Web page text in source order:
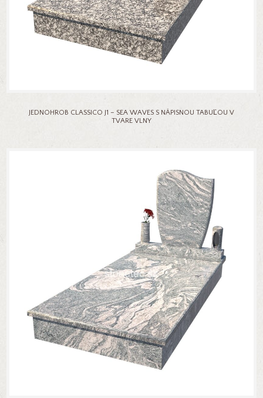
JEDNOHROB CLASSICO J1 – SEA WAVES S NÁPISNOU TABUĽOU V
TVARE VLNY